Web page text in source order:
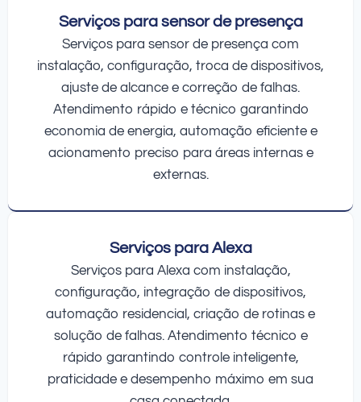
Serviços para sensor de presença
Serviços para sensor de presença com
instalação, configuração, troca de dispositivos,
ajuste de alcance e correção de falhas.
Atendimento rápido e técnico garantindo
economia de energia, automação eficiente e
acionamento preciso para áreas internas e
externas.
Serviços para Alexa
Serviços para Alexa com instalação,
configuração, integração de dispositivos,
automação residencial, criação de rotinas e
solução de falhas. Atendimento técnico e
rápido garantindo controle inteligente,
praticidade e desempenho máximo em sua